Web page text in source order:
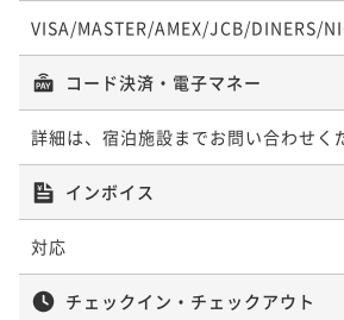
VISA/MASTER/AMEX/JCB/DINERS/
コード決済・電子マネー
詳細は、宿泊施設までお問い合わせく
インボイス
対応
チェックイン・チェックアウト